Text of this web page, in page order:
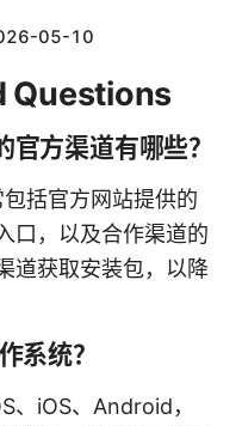
05-10
Questions
方渠道有哪些？
括官方网站提供的
口，以及合作渠道的
道获取安装包，以降
系统？
iOS、Android，